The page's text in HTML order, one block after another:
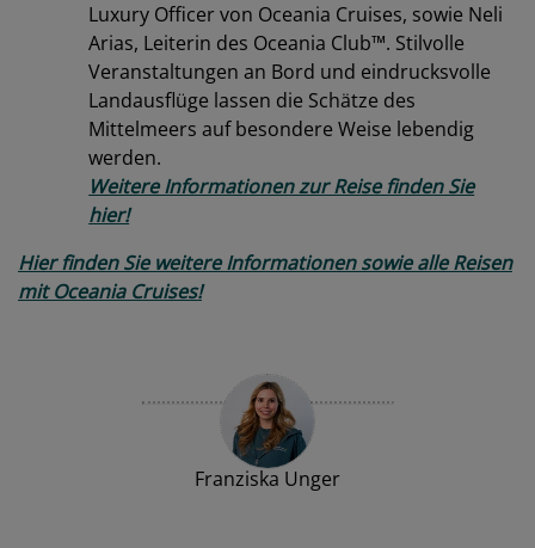
Luxury Officer von Oceania Cruises, sowie Neli
Arias, Leiterin des Oceania Club™. Stilvolle
Veranstaltungen an Bord und eindrucksvolle
Landausflüge lassen die Schätze des
Mittelmeers auf besondere Weise lebendig
werden.
Weitere Informationen zur Reise finden Sie
hier!
Hier finden Sie weitere Informationen sowie alle Reisen
mit Oceania Cruises!
Franziska Unger